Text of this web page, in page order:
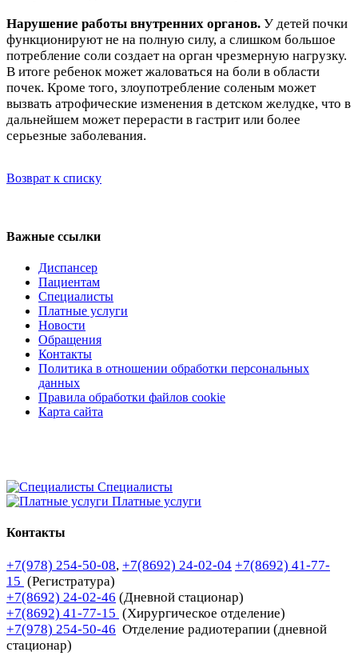
Нарушение работы внутренних органов. У детей почки
функционируют не на полную силу, а слишком большое
потребление соли создает на орган чрезмерную нагрузку.
В итоге ребенок может жаловаться на боли в области
почек. Кроме того, злоупотребление соленым может
вызвать атрофические изменения в детском желудке, что в
дальнейшем может перерасти в гастрит или более
серьезные заболевания.
Возврат к списку
Важные ссылки
Диспансер
Пациентам
Специалисты
Платные услуги
Новости
Обращения
Контакты
Политика в отношении обработки персональных
данных
Правила обработки файлов cookie
Карта сайта
Специалисты
Платные услуги
Контакты
+7(978) 254-50-08, +7(8692) 24-02-04 +7(8692) 41-77-
15 (Регистратура)
+7(8692) 24-02-46 (Дневной стационар)
+7(8692) 41-77-15 (Хирургическое отделение)
+7(978) 254-50-46 Отделение радиотерапии (дневной
стационар)